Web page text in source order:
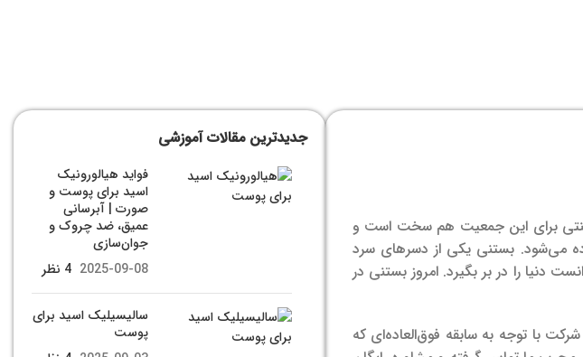
سنتی برای این جمعیت هم سخت است و
می‌شود. بستنی یکی از دسرهای سرد
دنیا را در بر بگیرد. امروز بستنی در
با توجه به سابقه فوق‌العاده‌‌ای که
جدیدترین مقالات آموزشی
فواید هیالورونیک
اسید برای پوست و
صورت | آبرسانی
عمیق، ضد چروک و
جوان‌سازی
2025-09-08 4 نظر
سالیسیلیک اسید برای
پوست